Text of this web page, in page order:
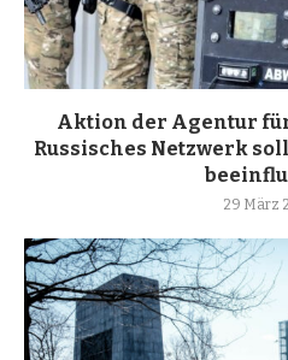
Aktion der Agentur
Russisches Netzwerk
29 März